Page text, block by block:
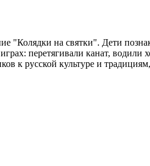
на святки". Дети
перетягивали канат, водили
к русской культуре и